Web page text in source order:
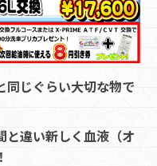
同じぐらい大切な物で
と違い新しく血液（オ